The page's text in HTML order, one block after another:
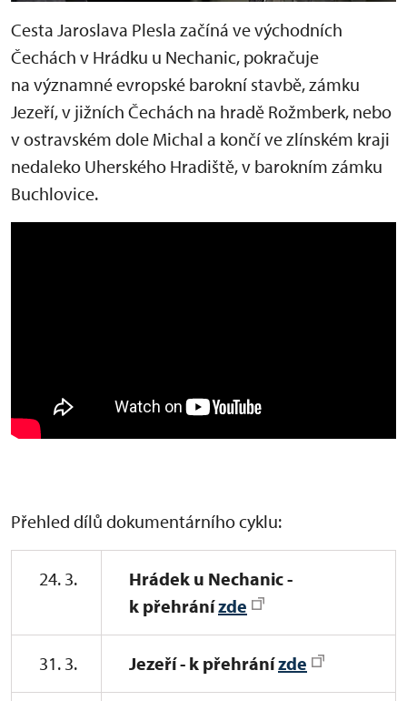
Cesta Jaroslava Plesla začíná ve východních
Čechách v Hrádku u Nechanic, pokračuje
na významné evropské barokní stavbě, zámku
Jezeří, v jižních Čechách na hradě Rožmberk, nebo
v ostravském dole Michal a končí ve zlínském kraji
nedaleko Uherského Hradiště, v barokním zámku
Buchlovice.
Přehled dílů dokumentárního cyklu:
24. 3.
Hrádek u Nechanic -
k přehránízde
31. 3. Jezeří - k přehránízde